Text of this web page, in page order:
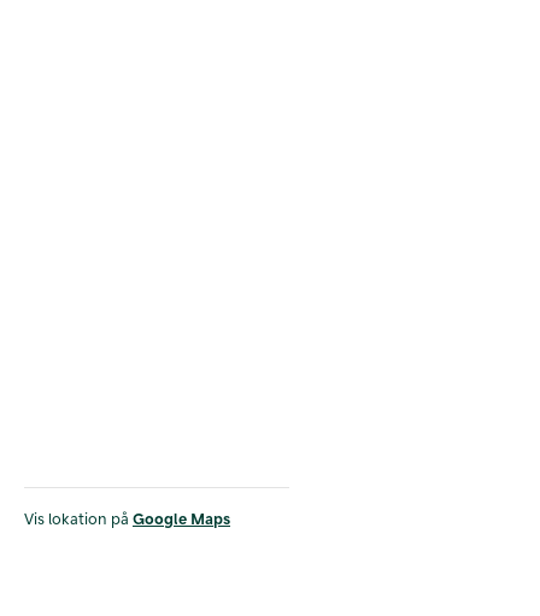
Vis lokation på Google Maps